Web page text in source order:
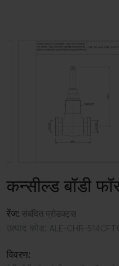
कन्सील्ड बॉडी
रेंज: संबंधित प्रोडक्ट्स
विवरण: